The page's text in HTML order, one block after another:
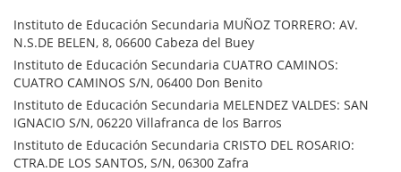
Instituto de Educación Secundaria MUÑOZ TORRERO: AV.
N.S.DE BELEN, 8, 06600 Cabeza del Buey
Instituto de Educación Secundaria CUATRO CAMINOS:
CUATRO CAMINOS S/N, 06400 Don Benito
Instituto de Educación Secundaria MELENDEZ VALDES: SAN
IGNACIO S/N, 06220 Villafranca de los Barros
Instituto de Educación Secundaria CRISTO DEL ROSARIO:
CTRA.DE LOS SANTOS, S/N, 06300 Zafra